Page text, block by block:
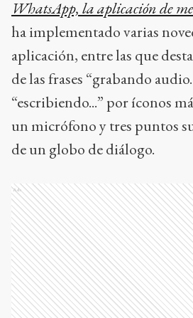
WhatsApp, la aplicación de
ha implementado varias
aplicación, entre las que
de las frases “grabando
“escribiendo...” por íconos
un micrófono y tres puntos
de un globo de diálogo.
Ads